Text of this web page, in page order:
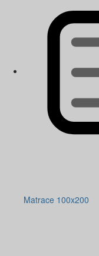
Matrace 100x200